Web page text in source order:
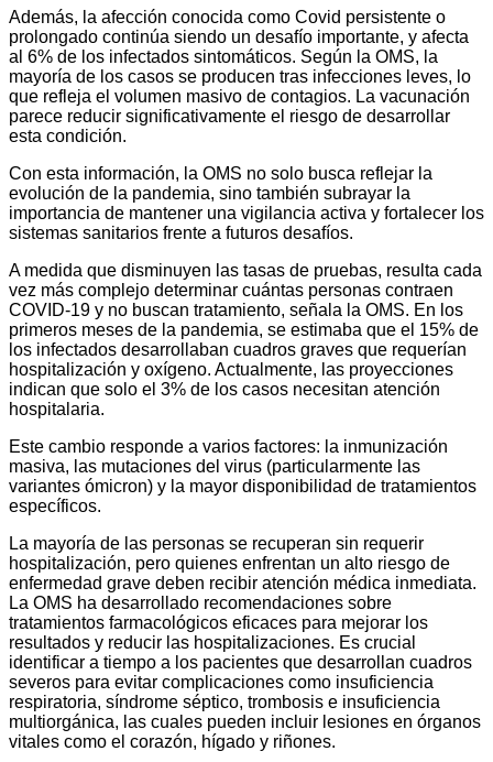
Además, la afección conocida como Covid persistente o
prolongado continúa siendo un desafío importante, y afecta
al 6% de los infectados sintomáticos. Según la OMS, la
mayoría de los casos se producen tras infecciones leves, lo
que refleja el volumen masivo de contagios. La vacunación
parece reducir significativamente el riesgo de desarrollar
esta condición.
Con esta información, la OMS no solo busca reflejar la
evolución de la pandemia, sino también subrayar la
importancia de mantener una vigilancia activa y fortalecer los
sistemas sanitarios frente a futuros desafíos.
A medida que disminuyen las tasas de pruebas, resulta cada
vez más complejo determinar cuántas personas contraen
COVID-19 y no buscan tratamiento, señala la OMS. En los
primeros meses de la pandemia, se estimaba que el 15% de
los infectados desarrollaban cuadros graves que requerían
hospitalización y oxígeno. Actualmente, las proyecciones
indican que solo el 3% de los casos necesitan atención
hospitalaria.
Este cambio responde a varios factores: la inmunización
masiva, las mutaciones del virus (particularmente las
variantes ómicron) y la mayor disponibilidad de tratamientos
específicos.
La mayoría de las personas se recuperan sin requerir
hospitalización, pero quienes enfrentan un alto riesgo de
enfermedad grave deben recibir atención médica inmediata.
La OMS ha desarrollado recomendaciones sobre
tratamientos farmacológicos eficaces para mejorar los
resultados y reducir las hospitalizaciones. Es crucial
identificar a tiempo a los pacientes que desarrollan cuadros
severos para evitar complicaciones como insuficiencia
respiratoria, síndrome séptico, trombosis e insuficiencia
multiorgánica, las cuales pueden incluir lesiones en órganos
vitales como el corazón, hígado y riñones.